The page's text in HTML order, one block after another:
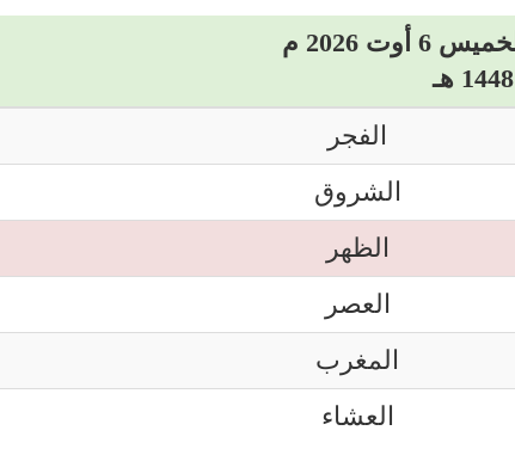
أوت 2026 م
الفجر
الشروق
الظهر
العصر
المغرب
العشاء